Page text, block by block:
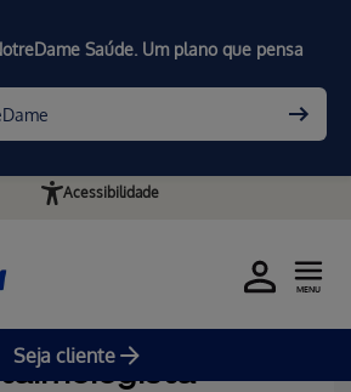
Acessibilidade
Seja cliente
MENU
Saúde. Um plano que pensa